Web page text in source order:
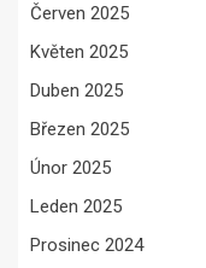
Červen 2025
Květen 2025
Duben 2025
Březen 2025
Únor 2025
Leden 2025
Prosinec 2024